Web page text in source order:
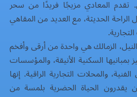
تقدم المعادي مزيجًا فريدًا من سحر
الراحة الحديثة، مع العديد من المقاهي
الزمالك هي واحدة من أرقى وأفخم
بمبانيها السكنية الأنيقة، والمؤسسات
والمحلات التجارية الراقية. إنها
يقدرون الحياة الحضرية بلمسة من